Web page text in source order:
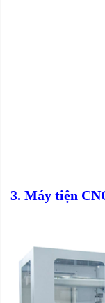
3. Máy tiện